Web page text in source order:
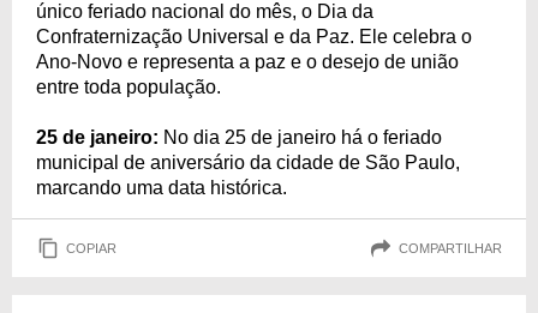
único feriado nacional do mês, o Dia da
Confraternização Universal e da Paz. Ele celebra o
Ano-Novo e representa a paz e o desejo de união
entre toda população.
25 de janeiro: No dia 25 de janeiro há o feriado
municipal de aniversário da cidade de São Paulo,
marcando uma data histórica.
COPIAR COMPARTILHAR